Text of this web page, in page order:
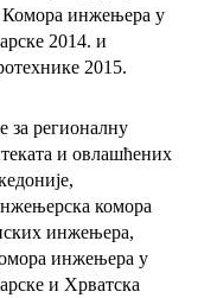
инжењера у
2014. и
2015.
за регионалну
и овлашћених
комора
инжењера,
инжењера у
и Хрватска